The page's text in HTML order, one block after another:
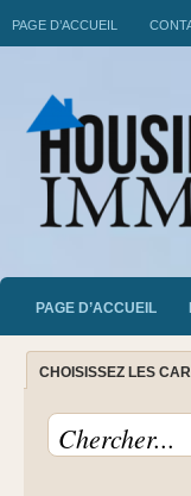
PAGE D’ACCUEIL
PAGE D’ACCUEIL
CHOISISSEZ LES